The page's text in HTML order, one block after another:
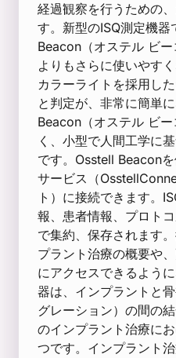
経過観察を行うための
す。新型のISQ測定機器
Beacon（オステル ビ
よりもさらに使いやす
カラーライトを採用し
と判定が、非常に簡単
Beacon（オステル ビ
く、小型で人間工学に
です。Osstell Beacon
サービス（
ト）に接続できます。
報、患者情報、プロト
で集約、保存されます
プラント治療の概要や
にアクセスできるよう
器は、インプラントと
グレーション）の間の
のインプラント治療に
つです。インプラント